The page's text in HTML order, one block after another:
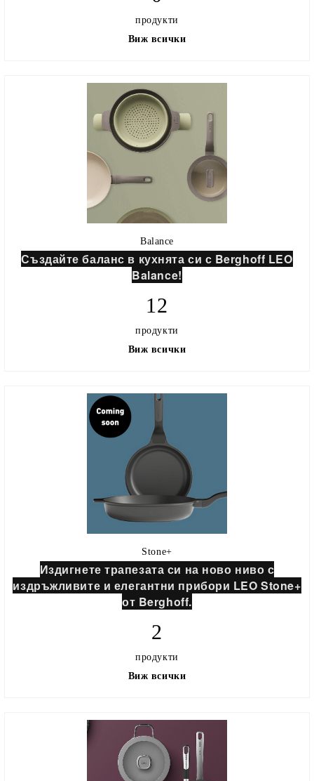
продукти
Виж всички
Balance
Създайте баланс в кухнята си с Berghoff LEO
Balance!
12
продукти
Виж всички
Stone+
Издигнете трапезата си на ново ниво с
издръжливите и елегантни прибори LEO Stone+
от Berghoff.
2
продукти
Виж всички